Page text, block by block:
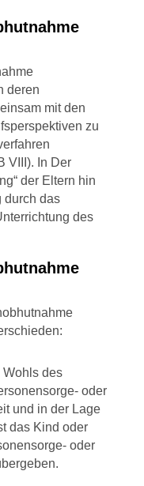
deren
mit den
zu
VIII). In Der
der Eltern hin
durch das
des
Wohls des
oder
und in der Lage
das Kind oder
oder